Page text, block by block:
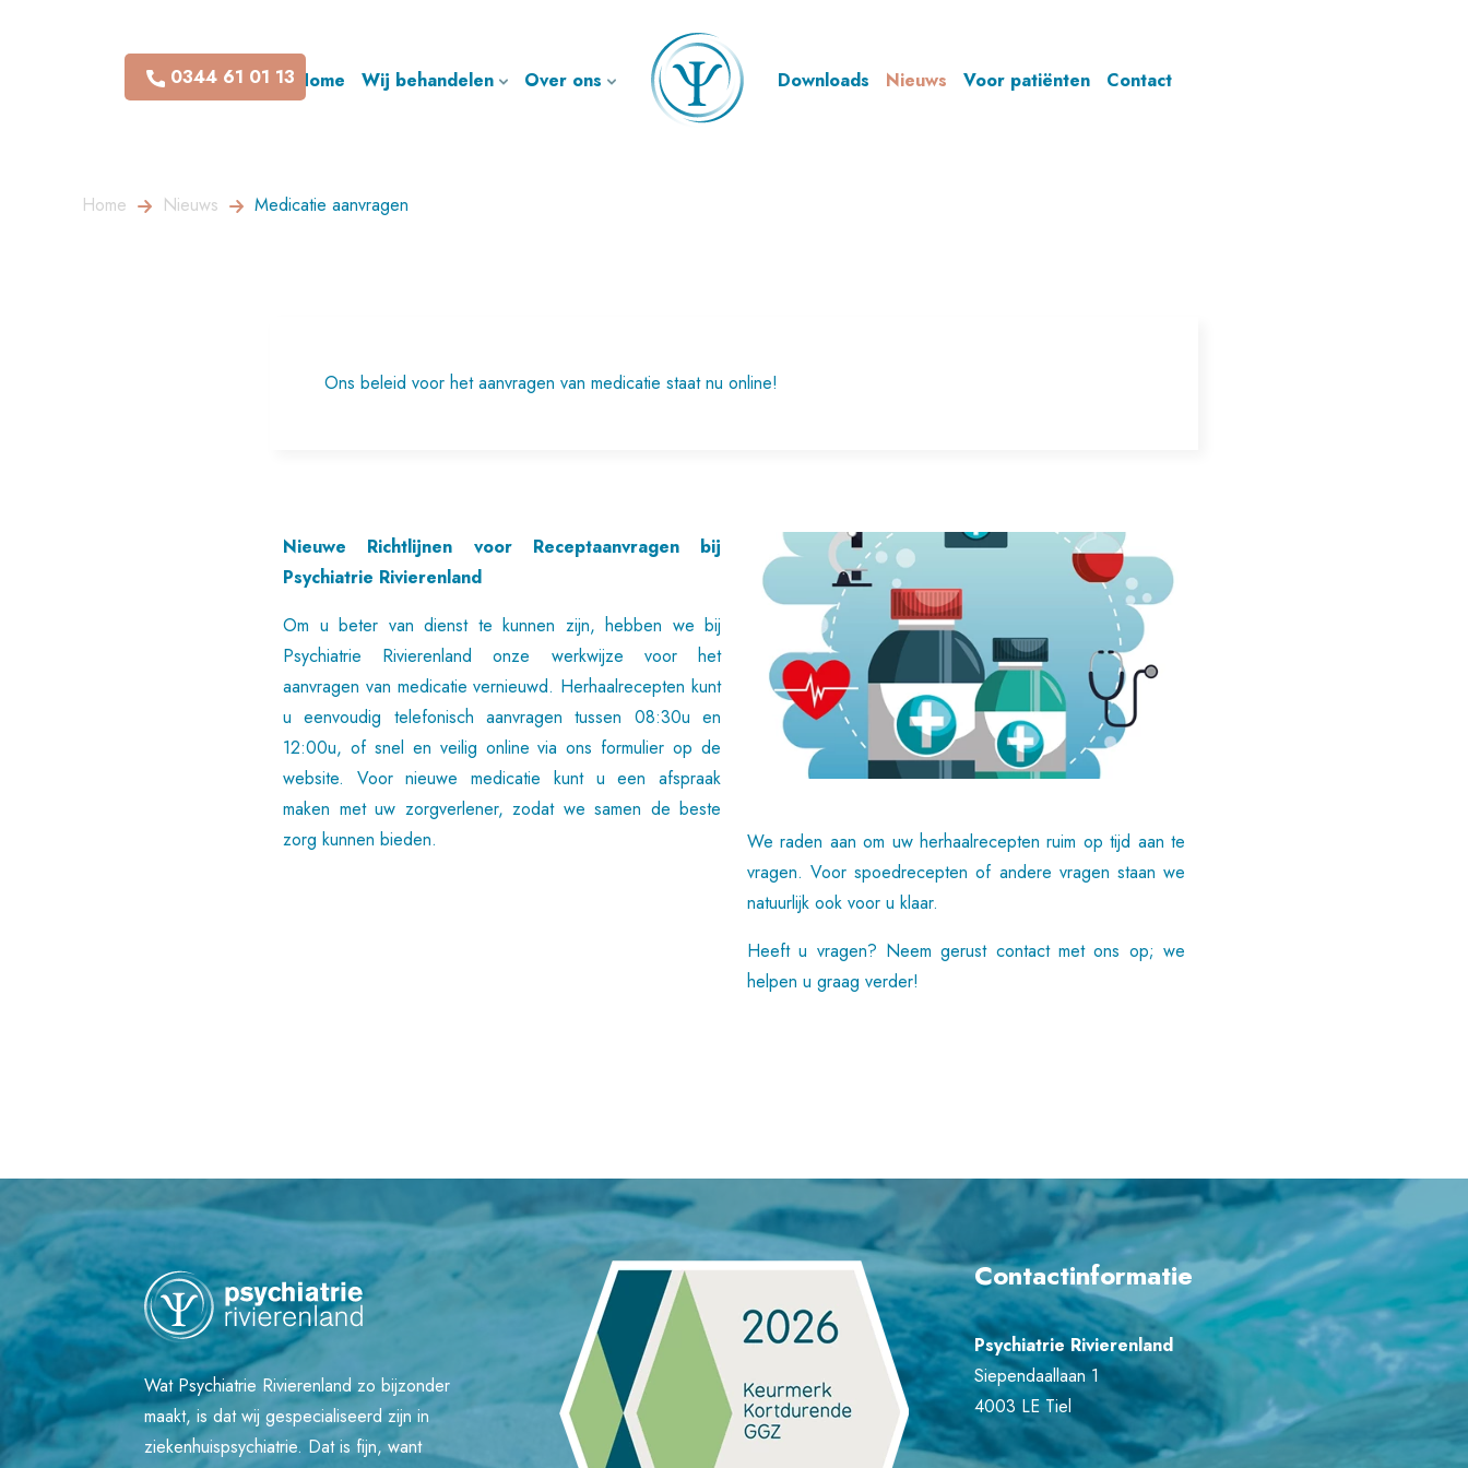
0344 61 01 13 Home Wij behandelen Over ons Downloads Nieuws Voor patiënten Contact
Home Nieuws Medicatie aanvragen
Ons beleid voor het aanvragen van medicatie staat nu online!
Nieuwe Richtlijnen voor Receptaanvragen bij
Psychiatrie Rivierenland
Om u beter van dienst te kunnen zijn, hebben we bij
Psychiatrie Rivierenland onze werkwijze voor het
aanvragen van medicatie vernieuwd. Herhaalrecepten kunt
u eenvoudig telefonisch aanvragen tussen 08:30u en
12:00u, of snel en veilig online via ons formulier op de
website. Voor nieuwe medicatie kunt u een afspraak
maken met uw zorgverlener, zodat we samen de beste
zorg kunnen bieden.
We raden aan om uw herhaalrecepten ruim op tijd aan te
vragen. Voor spoedrecepten of andere vragen staan we
natuurlijk ook voor u klaar.
Heeft u vragen? Neem gerust contact met ons op; we
helpen u graag verder!
Wat Psychiatrie Rivierenland zo bijzonder
maakt, is dat wij gespecialiseerd zijn in
ziekenhuispsychiatrie. Dat is fijn, want
Contactinformatie
Psychiatrie Rivierenland
Siependaallaan 1
4003 LE Tiel